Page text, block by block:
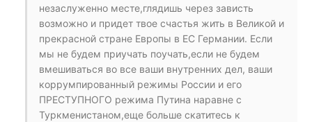
незаслуженно месте,глядишь через зависть
возможно и придет твое счастья жить в Великой и
прекрасной стране Европы в ЕС Германии. Если
мы не будем приучать поучать,если не будем
вмешиваться во все ваши внутренних дел, ваши
коррумпированный режимы России и его
ПРЕСТУПНОГО режима Путина наравне с
Туркменистаном,еще больше скатитесь к